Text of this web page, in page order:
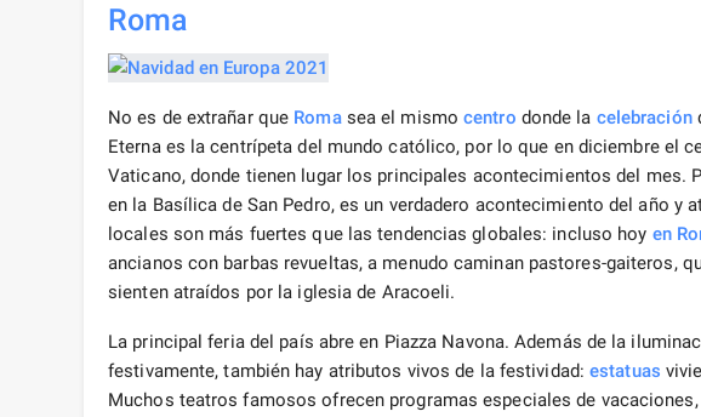
Roma
No es de extrañar que Romasea el mismocentro donde la celebración
Eterna es la centrípeta del mundo católico, por lo que en diciembre el
Vaticano, donde tienen lugar los principales acontecimientos del mes.
en la Basílica de San Pedro, es un verdadero acontecimiento del año y
locales son más fuertes que las tendencias globales: incluso hoy en
ancianos con barbas revueltas, a menudo caminan pastores-gaiteros,
sienten atraídos por la iglesia de Aracoeli.
La principal feria del país abre en Piazza Navona. Además de la
festivamente, también hay atributos vivos de la festividad:estatuas
Muchos teatros famosos ofrecen programas especiales de